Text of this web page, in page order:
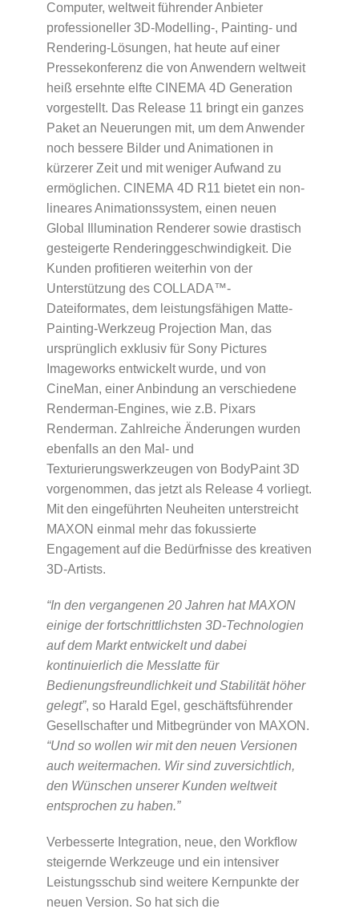
Computer, weltweit führender Anbieter
professioneller 3D-Modelling-, Painting- und
Rendering-Lösungen, hat heute auf einer
Pressekonferenz die von Anwendern weltweit
heiß ersehnte elfte CINEMA 4D Generation
vorgestellt. Das Release 11 bringt ein ganzes
Paket an Neuerungen mit, um dem Anwender
noch bessere Bilder und Animationen in
kürzerer Zeit und mit weniger Aufwand zu
ermöglichen. CINEMA 4D R11 bietet ein non-
lineares Animationssystem, einen neuen
Global Illumination Renderer sowie drastisch
gesteigerte Renderinggeschwindigkeit. Die
Kunden profitieren weiterhin von der
Unterstützung des COLLADA™-
Dateiformates, dem leistungsfähigen Matte-
Painting-Werkzeug Projection Man, das
ursprünglich exklusiv für Sony Pictures
Imageworks entwickelt wurde, und von
CineMan, einer Anbindung an verschiedene
Renderman-Engines, wie z.B. Pixars
Renderman. Zahlreiche Änderungen wurden
ebenfalls an den Mal- und
Texturierungswerkzeugen von BodyPaint 3D
vorgenommen, das jetzt als Release 4 vorliegt.
Mit den eingeführten Neuheiten unterstreicht
MAXON einmal mehr das fokussierte
Engagement auf die Bedürfnisse des kreativen
3D-Artists.
“In den vergangenen 20 Jahren hat MAXON
einige der fortschrittlichsten 3D-Technologien
auf dem Markt entwickelt und dabei
kontinuierlich die Messlatte für
Bedienungsfreundlichkeit und Stabilität höher
gelegt”, so Harald Egel, geschäftsführender
Gesellschafter und Mitbegründer von MAXON.
“Und so wollen wir mit den neuen Versionen
auch weitermachen. Wir sind zuversichtlich,
den Wünschen unserer Kunden weltweit
entsprochen zu haben.”
Verbesserte Integration, neue, den Workflow
steigernde Werkzeuge und ein intensiver
Leistungsschub sind weitere Kernpunkte der
neuen Version. So hat sich die